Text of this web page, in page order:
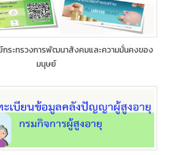
ะทรวงการพัฒนาสังคมและความมั่นคงของ
มนุษย์